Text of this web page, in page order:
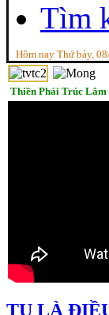
Tìm
Hôm nay Thứ bảy,
Thiền Phái Trúc Lâm
TU LÀ